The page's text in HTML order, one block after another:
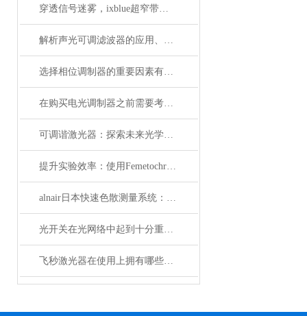
穿透信号迷雾，ixblue超窄带宽滤波器如何重塑精密光学通信边界
解析声光可调滤波器的应用、原理以及使用特点
选择相位调制器的重要因素有哪些？你清楚吗？
在购买电光调制器之前需要考虑许多性质
可调谐激光器：探索未来光学应用的无限可能
提升实验效率：使用Femetochrome快速扫描自相关仪的优势
alnair日本快速色散测量系统：精准捕捉光学世界的瞬息万变
光开关在光网络中起到十分重要的作用
飞秒激光器在使用上拥有哪些特点？